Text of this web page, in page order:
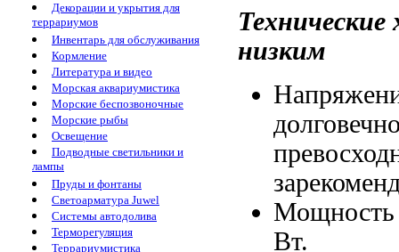
Декорации и укрытия для
террариумов
Инвентарь для обслуживания
Кормление
Литература и видео
Морская аквариумистика
Морские беспозвоночные
Морские рыбы
Освещение
Подводные светильники и
лампы
Пруды и фонтаны
Светоарматура Juwel
Системы автодолива
Терморегуляция
Террариумистика
низким
Вт.